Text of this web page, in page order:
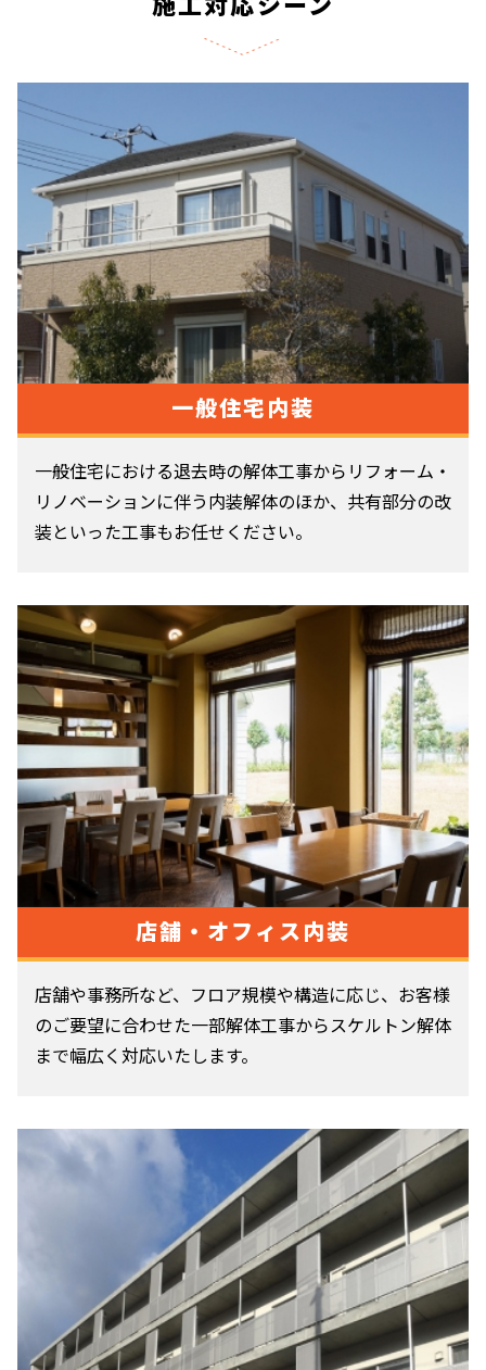
一般住宅内装
一般住宅における退去時の解体工事からリフォーム・
リノベーションに伴う内装解体のほか、共有部分の改
装といった工事もお任せください。
店舗・オフィス内装
店舗や事務所など、フロア規模や構造に応じ、お客様
のご要望に合わせた一部解体工事からスケルトン解体
まで幅広く対応いたします。